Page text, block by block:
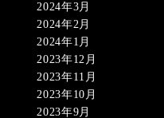
2024年3月
2024年2月
2024年1月
2023年12月
2023年11月
2023年10月
2023年9月